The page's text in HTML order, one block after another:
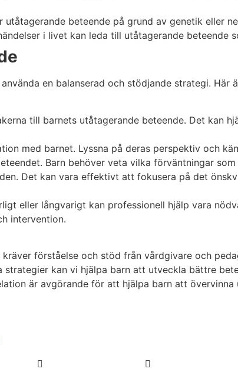
utåtagerande beteende på grund av genetik eller
i livet kan leda till utåtagerande beteende
en balanserad och stödjande strategi. Här
till barnets utåtagerande beteende. Det kan
med barnet. Lyssna på deras perspektiv och
Barn behöver veta vilka förväntningar som
Det kan vara effektivt att fokusera på det
eller långvarigt kan professionell hjälp vara
intervention.
förståelse och stöd från vårdgivare och
kan vi hjälpa barn att utveckla bättre
är avgörande för att hjälpa barn att övervinna